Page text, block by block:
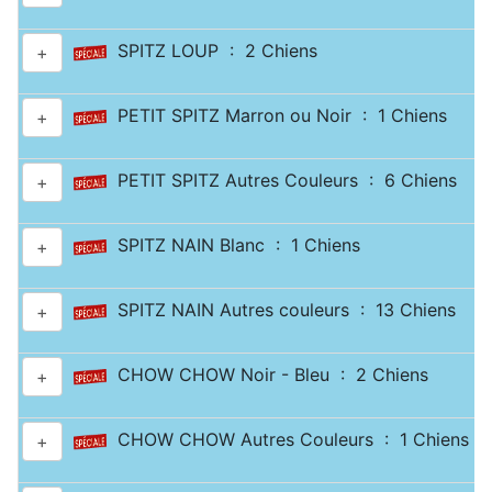
+ SPITZ LOUP : 2 Chiens
+ PETIT SPITZ Marron ou Noir : 1 Chiens
+ PETIT SPITZ Autres Couleurs : 6 Chiens
+ SPITZ NAIN Blanc : 1 Chiens
+ SPITZ NAIN Autres couleurs : 13 Chiens
+ CHOW CHOW Noir - Bleu : 2 Chiens
+ CHOW CHOW Autres Couleurs : 1 Chiens